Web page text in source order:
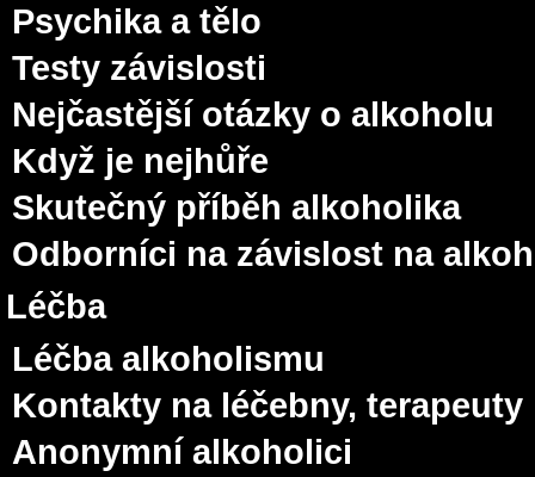
Psychika a tělo
Testy závislosti
Nejčastější otázky o alkoholu
Když je nejhůře
Skutečný příběh alkoholika
Odborníci na závislost na
Léčba
Léčba alkoholismu
Kontakty na léčebny, terapeuty
Anonymní alkoholici